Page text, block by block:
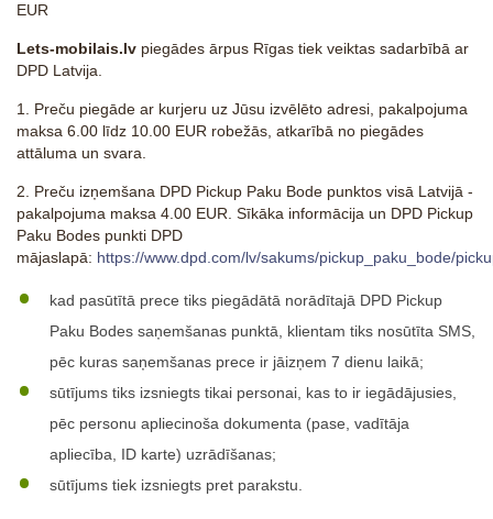
EUR
Lets-mobilais.lv piegādes ārpus Rīgas tiek veiktas sadarbībā ar
DPD Latvija.
1. Preču piegāde ar kurjeru uz Jūsu izvēlēto adresi, pakalpojuma
maksa 6.00 līdz 10.00 EUR robežās, atkarībā no piegādes
attāluma un svara.
2. Preču izņemšana DPD Pickup Paku Bode punktos visā Latvijā -
pakalpojuma maksa 4.00 EUR. Sīkāka informācija un DPD Pickup
Paku Bodes punkti DPD
mājaslapā: https://www.dpd.com/lv/sakums/pickup_paku_bode/
kad pasūtītā prece tiks piegādātā norādītajā DPD Pickup
Paku Bodes saņemšanas punktā, klientam tiks nosūtīta SMS,
pēc kuras saņemšanas prece ir jāizņem 7 dienu laikā;
sūtījums tiks izsniegts tikai personai, kas to ir iegādājusies,
pēc personu apliecinoša dokumenta (pase, vadītāja
apliecība, ID karte) uzrādīšanas;
sūtījums tiek izsniegts pret parakstu.